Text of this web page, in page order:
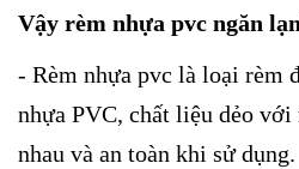
Vậy rèm nhựa pvc ngăn
- Rèm nhựa pvc là loại rèm
nhựa PVC, chất liệu dẻo với
nhau và an toàn khi sử dụng.